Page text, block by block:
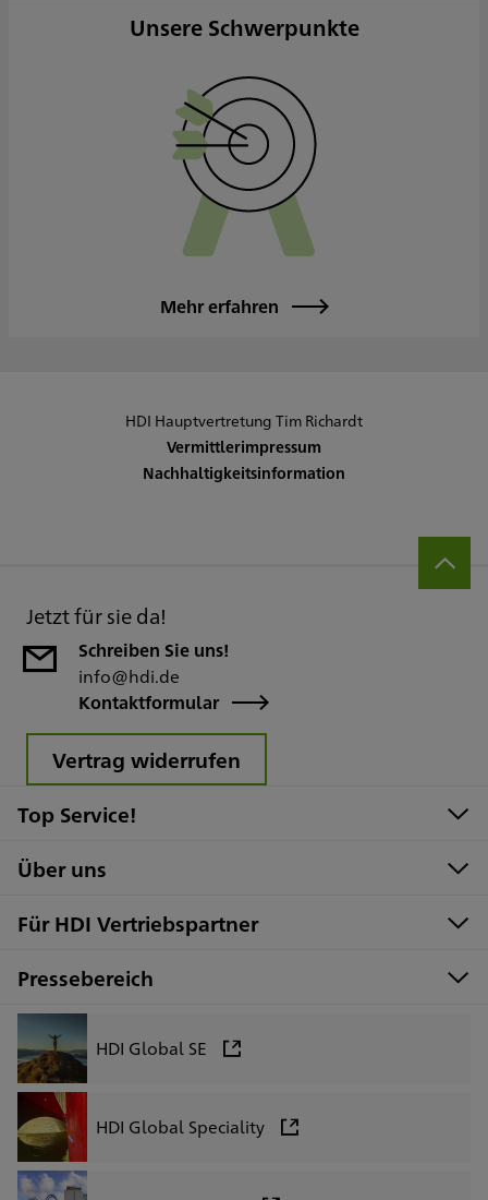
Unsere Schwerpunkte
Mehr erfahren
HDI Hauptvertretung Tim Richardt
Vermittlerimpressum
Nachhaltigkeitsinformation
Jetzt für sie da!
Schreiben Sie uns!
info@hdi.de
Kontaktformular
Vertrag widerrufen
Top Service!
Über uns
Für HDI Vertriebspartner
Pressebereich
HDI Global SE
HDI Global Speciality